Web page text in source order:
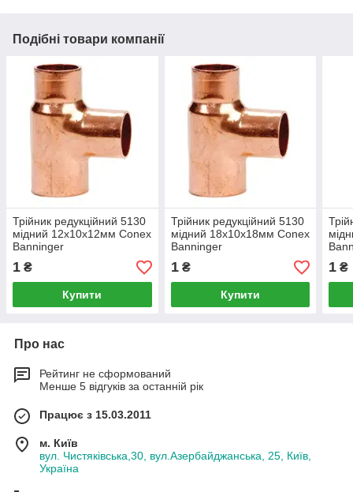
Подібні товари компанії
Трійник редукційний 5130
мідний 12х10х12мм Conex
Banninger
1 ₴
Купити
Трійник редукційний 5130
мідний 18х10х18мм Conex
Banninger
1₴
Купити
1 ₴
Про нас
Рейтинг не сформований
Менше 5 відгуків за останній рік
Працює з 15.03.2011
м. Київ
вул. Чистяківська,30, вул.Азербайджанська, 25, Київ,
Україна